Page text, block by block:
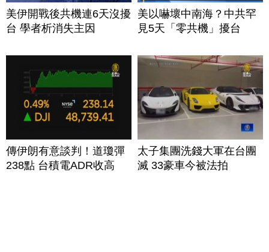
美伊開戰後共機連6天沒擾
台 學者析消失主因
美以嚇壞中南海？中共罕
見5天「零共機」擾台
傳伊朗有意談判！道瓊彈
238點 台積電ADR收高
太子集團洗錢大軍在台團
滅 33豪車今被法拍